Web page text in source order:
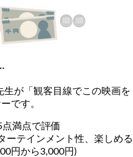
生が「観客目線でこの映画を
です。
満点で評価
ーテインメント性、楽しめる
円から3,000円)